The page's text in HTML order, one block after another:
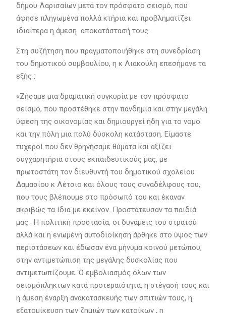
δήμου Λαρισαίων μετά τον πρόσφατο σεισμό, που
άφησε πληγωμένα πολλά κτήρια και προβληματίζει
ιδιαίτερα η άμεση αποκατάστασή τους .
Στη συζήτηση που πραγματοποιήθηκε στη συνεδρίαση
του δημοτικού συμβουλίου, η κ Λιακούλη επεσήμανε τα
εξής :
«Ζήσαμε μια δραματική συγκυρία με τον πρόσφατο
σεισμό, που προστέθηκε στην πανδημία και στην μεγάλη
ύφεση της οικονομίας και δημιουργεί ήδη για το νομό
και την πόλη μια πολύ δύσκολη κατάσταση. Είμαστε
τυχεροί που δεν θρηνήσαμε θύματα και αξίζει
συγχαρητήρια στους εκπαιδευτικούς μας, με
πρωτοστάτη τον διευθυντή του δημοτικού σχολείου
Δαμασίου κ Λέτσιο και όλους τους συναδέλφους του,
που τους βλέπουμε στο πρόσωπό του και έκαναν
ακριβώς τα ίδια με εκείνον. Προστάτευσαν τα παιδιά
μας . Η πολιτική προστασία, οι δυνάμεις του στρατού
αλλά και η ενωμένη αυτοδιοίκηση άρθηκε στο ύψος των
περιστάσεων και έδωσαν ένα μήνυμα κοινού μετώπου,
στην αντιμετώπιση της μεγάλης δυσκολίας που
αντιμετωπίζουμε. Ο εμβολιασμός όλων των
σεισμόπληκτων κατά προτεραιότητα, η στέγασή τους και
η άμεση έναρξη ανακατασκευής των σπιτιών τους, η
εξατομίκευση των ζημιών των κατοίκων , η